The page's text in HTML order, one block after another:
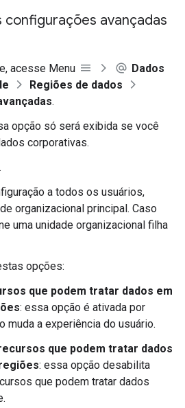
configurações avançadas
acesse Menu
Dados
Regiões de dados
.
opção só será exibida se você
corporativas.
a todos os usuários,
organizacional principal. Caso
uma unidade organizacional filha
opções:
que podem tratar dados em
: essa opção é ativada por
muda a experiência do usuário.
que podem tratar dados
: essa opção desabilita
que podem tratar dados